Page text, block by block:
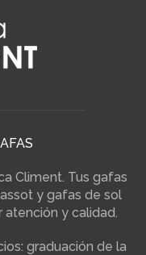
Climent. Tus gafas
y gafas de sol
atención y calidad.
graduación de la